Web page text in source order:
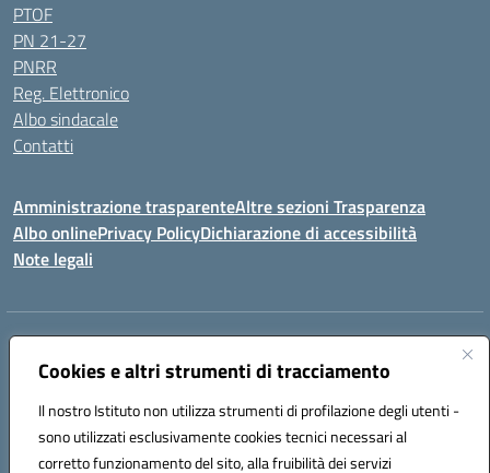
Cookies e altri strumenti di tracciamento
Il nostro Istituto non utilizza strumenti di profilazione degli utenti -
sono utilizzati esclusivamente cookies tecnici necessari al
corretto funzionamento del sito, alla fruibilità dei servizi
PTOF
PN 21-27
PNRR
Reg. Elettronico
Albo sindacale
Contatti
Amministrazione trasparenteAltre sezioni Trasparenza
Albo onlinePrivacy PolicyDichiarazione di accessibilità
Note legali
Indirizzo:
Centralino:0923714186 Email:tpvc050004@istruzione.it
Codice fiscale: 91042910819
Codice meccanografico:
TPVC050004